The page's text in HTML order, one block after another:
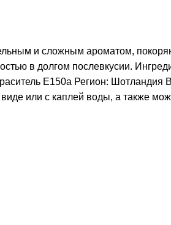
и сложным ароматом,
в долгом послевкусии.
Е150а Регион: Шотландия
или с каплей воды, а также